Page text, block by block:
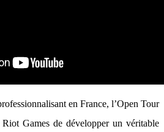
en France, l’Open Tour
Games de développer un véritable